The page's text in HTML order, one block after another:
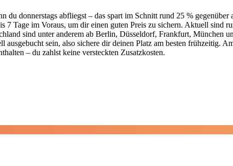
donnerstags abfliegst – das spart im Schnitt rund 25 % gegenüber
Tage im Voraus, um dir einen guten Preis zu sichern. Aktuell sind
sind unter anderem ab Berlin, Düsseldorf, Frankfurt, München
sein, also sichere dir deinen Platz am besten frühzeitig.
– du zahlst keine versteckten Zusatzkosten.